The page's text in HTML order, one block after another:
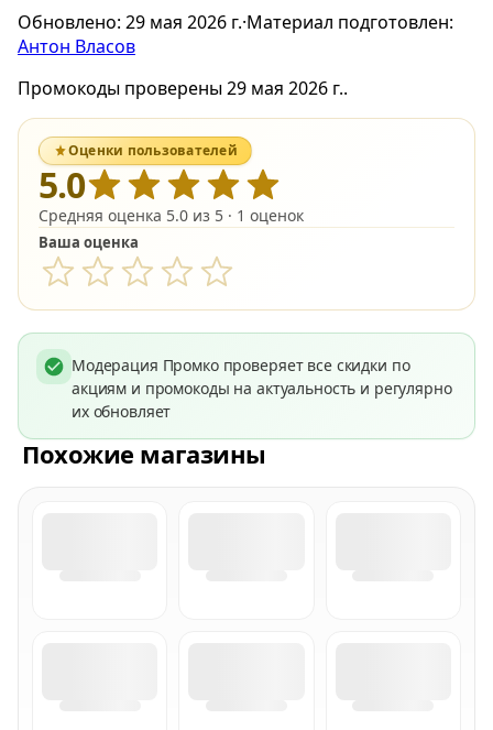
Обновлено: 29 мая 2026 г.·Материал подготовлен:
Антон Власов
Промокоды проверены 29 мая 2026 г..
Оценки пользователей
5.0
Средняя оценка 5.0 из 5 · 1 оценок
Ваша оценка
Модерация Промко проверяет все скидки по
акциям и промокоды на актуальность и регулярно
их обновляет
Похожие магазины